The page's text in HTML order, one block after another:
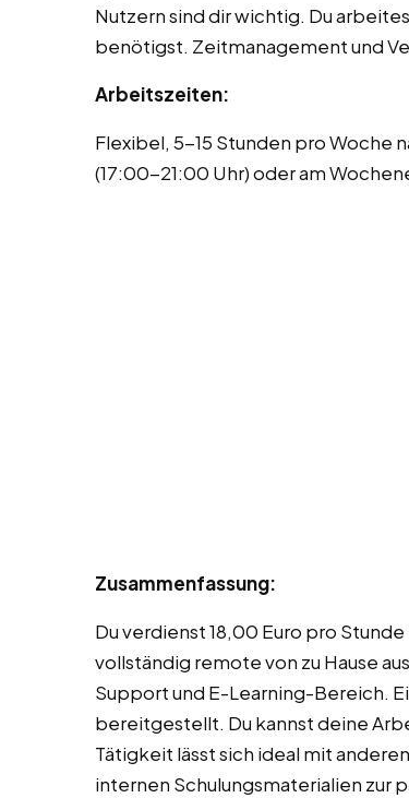
Nutzern sind dir wichtig. Du
benötigst. Zeitmanagement und
Arbeitszeiten:
Flexibel, 5-15 Stunden pro Woche
(17:00-21:00 Uhr) oder am
Zusammenfassung:
Du verdienst 18,00 Euro pro
vollständig remote von zu Hause
Support und E-Learning-Bereich.
bereitgestellt. Du kannst deine
Tätigkeit lässt sich ideal mit
internen Schulungsmaterialien zur